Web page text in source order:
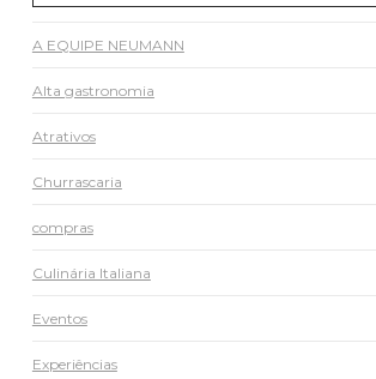
A EQUIPE NEUMANN
Alta gastronomia
Atrativos
Churrascaria
compras
Culinária Italiana
Eventos
Experiências